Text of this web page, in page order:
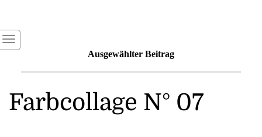
Ausgewählter Beitrag
Farbcollage N° 07